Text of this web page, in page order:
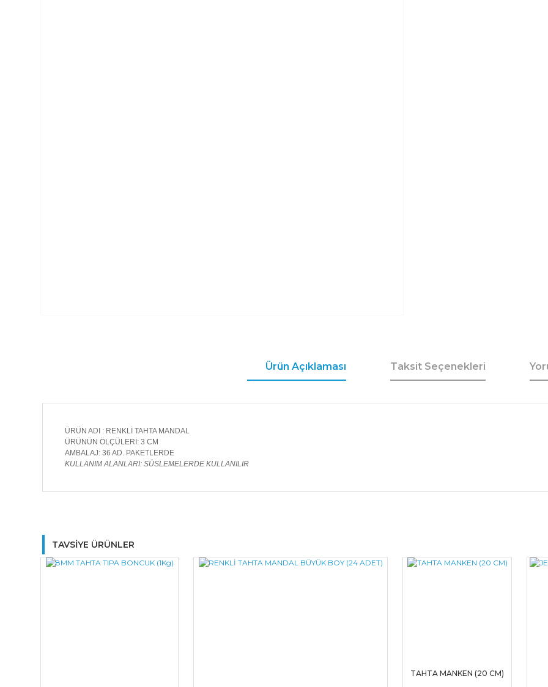
Ürün Açıklaması Taksit Seçenekleri
ÜRÜN ADI : RENKLİ TAHTA MANDAL
ÜRÜNÜN ÖLÇÜLERİ: 3 CM
AMBALAJ: 36 AD. PAKETLERDE
KULLANIM ALANLARI: SÜSLEMELERDE KULLANILIR
TAVSİYE ÜRÜNLER
TAHTA MANKEN (20 CM)